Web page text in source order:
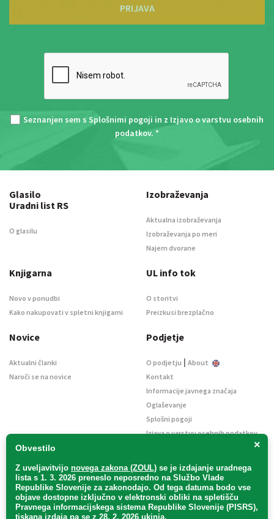
PRIJAVA
Seznanjen sem s Splošnimi pogoji in z Izjavo o varstvu osebnih
podatkov. *
×
Obvestilo
Z uveljavitvijo novega zakona (ZOUL) se je izdajanje uradnega
lista s 1. 3. 2026 preneslo neposredno na Službo Vlade
Republike Slovenije za zakonodajo. Od tega datuma bodo vse
objave dostopne izključno v elektronski obliki na spletišču
Pravnega informacijskega sistema Republike Slovenije (PISRS),
tiskana izdaja pa se z 28. 2. 2026 ukinja.
Glasilo
Uradni list RS
O glasilu
Izobraževanja
Aktualna izobraževanja
Izobraževanja po meri
Najem dvorane
Knjigarna
Novo v ponudbi
Kako nakupovati v spletni knjigarni
UL info tok
O storitvi
Preizkusi brezplačno
Novice
Aktualni članki
Naroči se na novice
Podjetje
O podjetju | About
Kontakt
Informacije javnega značaja
Oglaševanje
Splošni pogoji
Izjava o varstvu osebnih podatkov
Uradni list d. o. o. – v likvidaciji / Vse pravice pridržane.